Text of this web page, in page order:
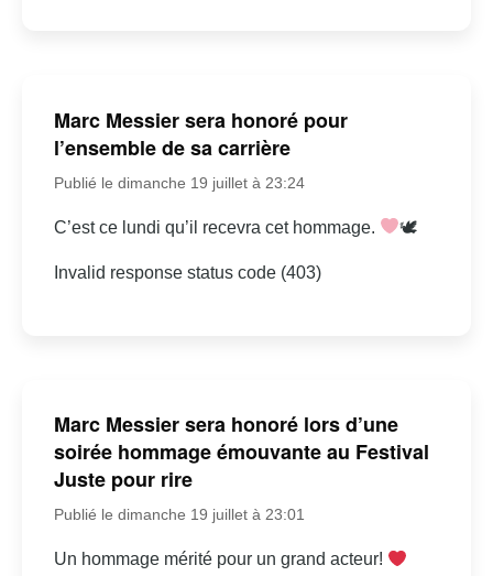
Marc Messier sera honoré pour
l’ensemble de sa carrière
Publié le dimanche 19 juillet à 23:24
C’est ce lundi qu’il recevra cet hommage. 🕊
Invalid response status code (403)
Marc Messier sera honoré lors d’une
soirée hommage émouvante au Festival
Juste pour rire
Publié le dimanche 19 juillet à 23:01
Un hommage mérité pour un grand acteur!